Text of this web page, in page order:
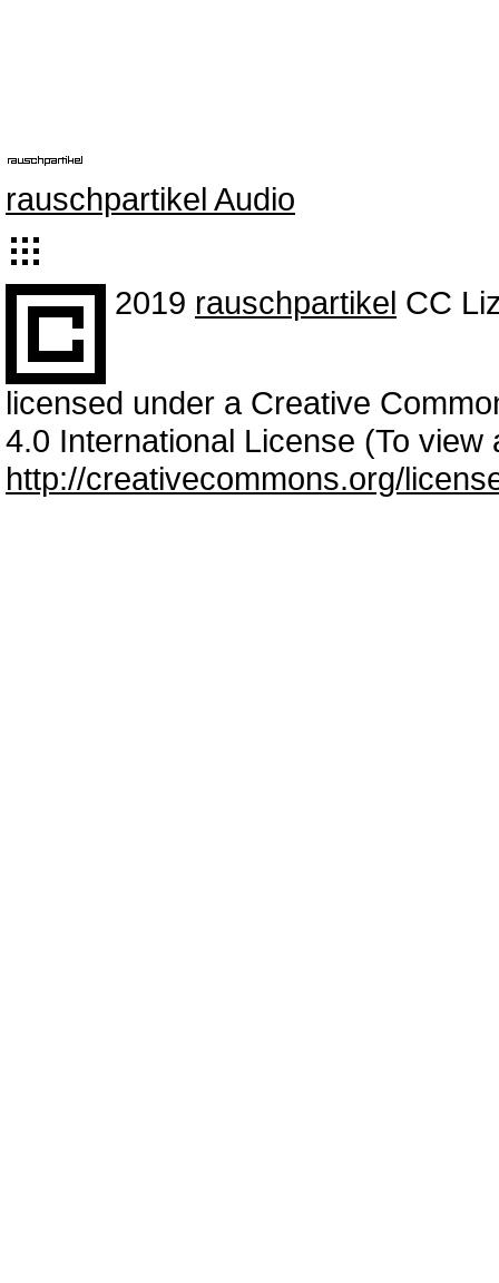
rauschpartikel Audio
2019 rauschpartikel CC
licensed under a Creative
4.0 International License (To
http://creativecommons.org/